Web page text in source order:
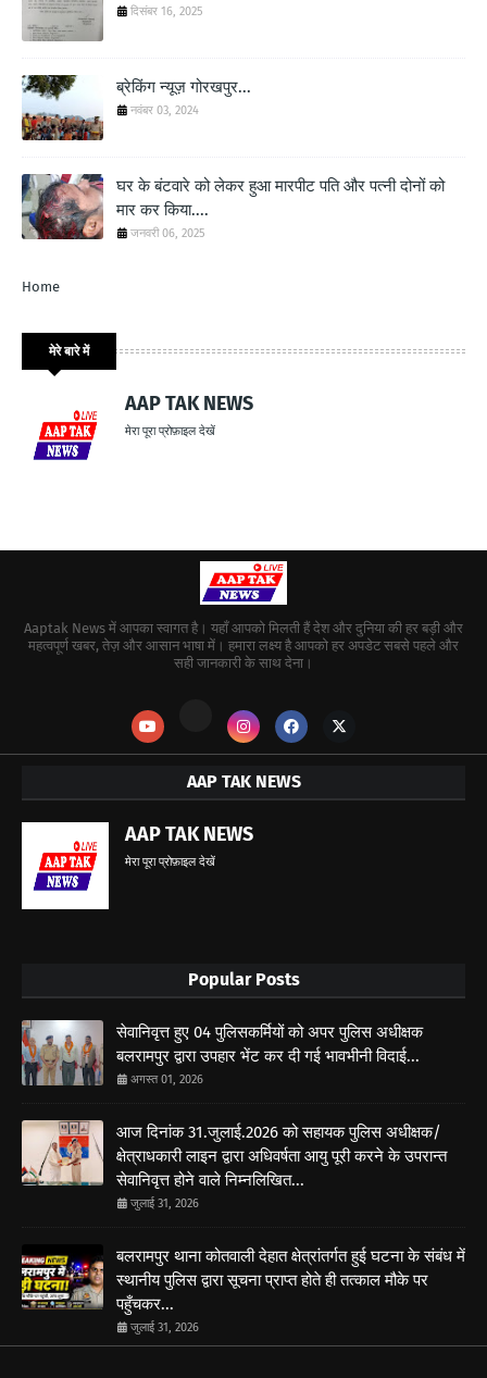
दिसंबर 16, 2025
ब्रेकिंग न्यूज़ गोरखपुर...
नवंबर 03, 2024
घर के बंटवारे को लेकर हुआ मारपीट पति और पत्नी दोनों को
मार कर किया....
जनवरी 06, 2025
Home
मेरे बारे में
AAP TAK NEWS
मेरा पूरा प्रोफ़ाइल देखें
Aaptak News में आपका स्वागत है। यहाँ आपको मिलती हैं देश और दुनिया की हर बड़ी और
महत्वपूर्ण खबर, तेज़ और आसान भाषा में। हमारा लक्ष्य है आपको हर अपडेट सबसे पहले और
सही जानकारी के साथ देना।
AAP TAK NEWS
AAP TAK NEWS
मेरा पूरा प्रोफ़ाइल देखें
Popular Posts
सेवानिवृत्त हुए 04 पुलिसकर्मियों को अपर पुलिस अधीक्षक
बलरामपुर द्वारा उपहार भेंट कर दी गई भावभीनी विदाई...
अगस्त 01, 2026
आज दिनांक 31.जुलाई.2026 को सहायक पुलिस अधीक्षक/
क्षेत्राधकारी लाइन द्वारा अधिवर्षता आयु पूरी करने के उपरान्त
सेवानिवृत्त होने वाले निम्नलिखित...
जुलाई 31, 2026
बलरामपुर थाना कोतवाली देहात क्षेत्रांतर्गत हुई घटना के संबंध में
स्थानीय पुलिस द्वारा सूचना प्राप्त होते ही तत्काल मौके पर
पहुँचकर...
जुलाई 31, 2026